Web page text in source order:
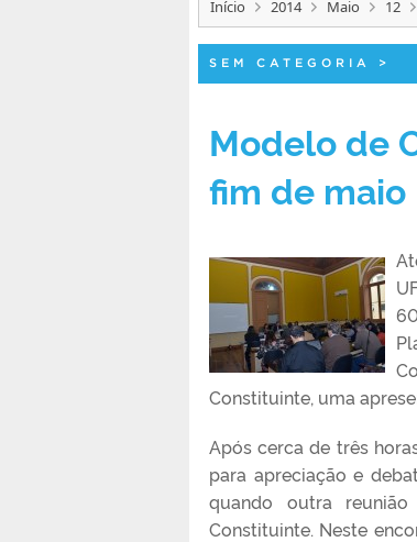
Início 2014 Maio 12
SEM CATEGORIA >
Modelo de
fim de maio
Constituinte, uma
Após cerca de três
para apreciação e
quando outra
Constituinte. Neste